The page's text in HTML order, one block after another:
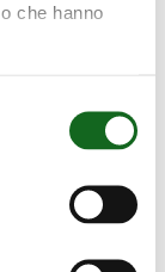
che hanno